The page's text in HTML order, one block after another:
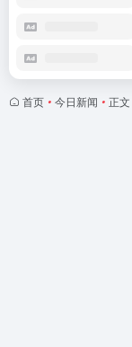
首页 • 今日新闻 • 正文